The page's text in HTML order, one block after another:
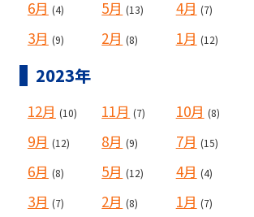
6月 (4) 5月 (13) 4月 (7)
3月 (9) 2月 (8) 1月 (12)
2023年
12月 (10) 11月 (7) 10月 (8)
9月 (12) 8月 (9) 7月 (15)
6月 (8) 5月 (12) 4月 (4)
3月 (7) 2月 (8) 1月 (7)